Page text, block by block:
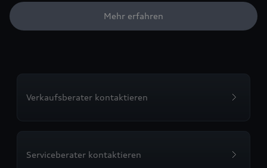
Mehr erfahren
Verkaufsberater kontaktieren
Serviceberater kontaktieren